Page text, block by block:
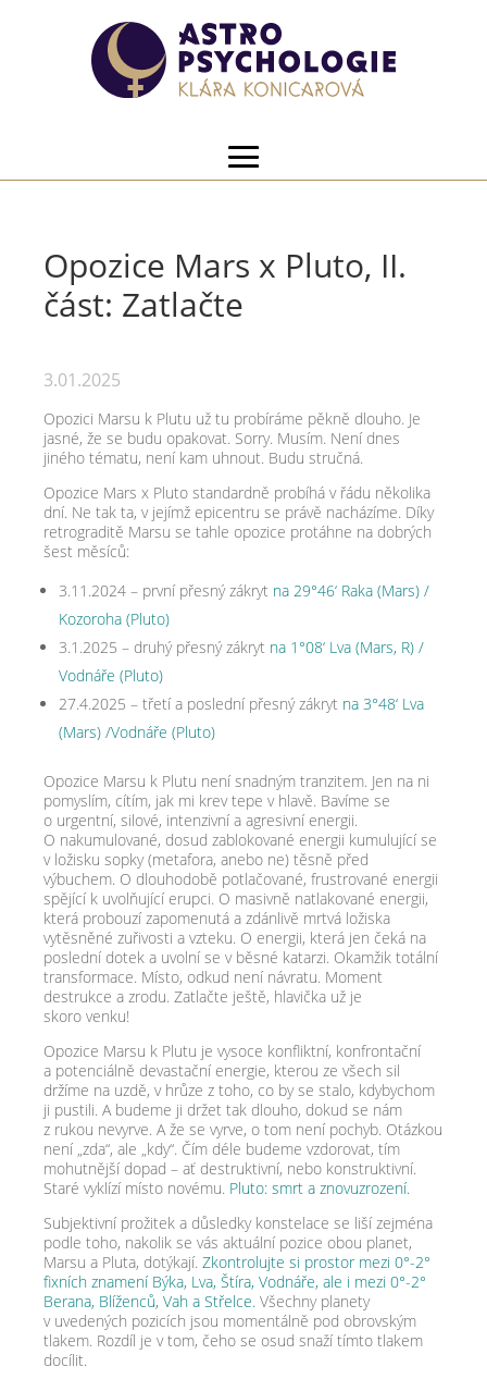
Opozice Mars x Pluto, II.
část: Zatlačte
3.01.2025
Opozici Marsu k Plutu už tu probíráme pěkně dlouho. Je
jasné, že se budu opakovat. Sorry. Musím. Není dnes
jiného tématu, není kam uhnout. Budu stručná.
Opozice Mars x Pluto standardně probíhá v řádu několika
dní. Ne tak ta, v jejímž epicentru se právě nacházíme. Díky
retrograditě Marsu se tahle opozice protáhne na dobrých
šest měsíců:
3.11.2024 – první přesný zákryt na 29°46‘ Raka (Mars) /​
Kozoroha (Pluto)
3.1.2025 – druhý přesný zákryt na 1°08‘ Lva (Mars, R) /​
Vodnáře (Pluto)
27.4.2025 – třetí a poslední přesný zákryt na 3°48‘ Lva
(Mars) /​Vodnáře (Pluto)
Opozice Marsu k Plutu není snadným tranzitem. Jen na ni
pomyslím, cítím, jak mi krev tepe v hlavě. Bavíme se
o urgentní, silové, intenzivní a agresivní energii.
O nakumulované, dosud zablokované energii kumulující se
v ložisku sopky (metafora, anebo ne) těsně před
výbuchem. O dlouhodobě potlačované, frustrované energii
spějící k uvolňující erupci. O masivně natlakované energii,
která probouzí zapomenutá a zdánlivě mrtvá ložiska
vytěsněné zuřivosti a vzteku. O energii, která jen čeká na
poslední dotek a uvolní se v běsné katarzi. Okamžik totální
transformace. Místo, odkud není návratu. Moment
destrukce a zrodu. Zatlačte ještě, hlavička už je
skoro venku!
Opozice Marsu k Plutu je vysoce konfliktní, konfrontační
a potenciálně devastační energie, kterou ze všech sil
držíme na uzdě, v hrůze z toho, co by se stalo, kdybychom
ji pustili. A budeme ji držet tak dlouho, dokud se nám
z rukou nevyrve. A že se vyrve, o tom není pochyb. Otázkou
není „zda“, ale „kdy“. Čím déle budeme vzdorovat, tím
mohutnější dopad – ať destruktivní, nebo konstruktivní.
Staré vyklízí místo novému. Pluto: smrt a znovuzrození.
Subjektivní prožitek a důsledky konstelace se liší zejména
podle toho, nakolik se vás aktuální pozice obou planet,
Marsu a Pluta, dotýkají. Zkontrolujte si prostor mezi 0°-2°
fixních znamení Býka, Lva, Štíra, Vodnáře, ale i mezi 0°-2°
Berana, Blíženců, Vah a Střelce. Všechny planety
v uvedených pozicích jsou momentálně pod obrovským
tlakem. Rozdíl je v tom, čeho se osud snaží tímto tlakem
docílit.